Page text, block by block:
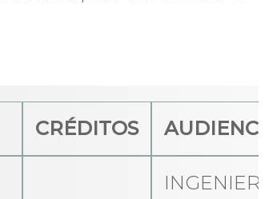
CRÉDITOS AUDIENCIA
INGENIERÍA